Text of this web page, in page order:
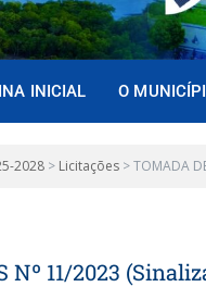
INICIAL O
2028 > Licitações >TOMADA
Nº 11/2023